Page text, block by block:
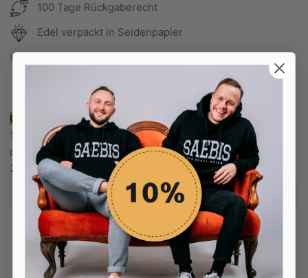
100 Tage Rückgaberecht
Edel verpackt in Seidenpapier
Unsere Empfehlung:
1. Bestelle deine normale Größe, wenn du dieses Shirt
oversized tragen möchtest.
2. Wenn du bloß einen lässigen, jedoch nicht zu
übergroßen Look erreichen möchtest, dann bestelle eine
Größe kleiner als normal.
Farbe: schwarz
Logo: schwarz
Form: oversized (fällt größer aus)
mehr...